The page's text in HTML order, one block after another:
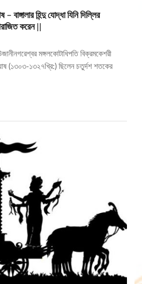
– বাঙ্গালার হিন্দু যোদ্ধা যিনি দিল্লির
করেন ||
মঙ্গলকোটাধিপতি বিক্রমকেশরী
(১৩০৩-১৩২৭খ্রি:) ছিলেন চতুর্দশ শতকের